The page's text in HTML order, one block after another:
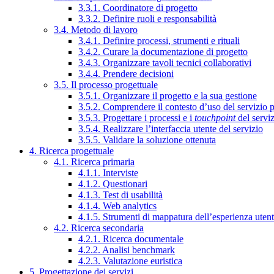
3.3.1. Coordinatore di progetto
3.3.2. Definire ruoli e responsabilità
3.4. Metodo di lavoro
3.4.1. Definire processi, strumenti e rituali
3.4.2. Curare la documentazione di progetto
3.4.3. Organizzare tavoli tecnici collaborativi
3.4.4. Prendere decisioni
3.5. Il processo progettuale
3.5.1. Organizzare il progetto e la sua gestione
3.5.2. Comprendere il contesto d’uso del servizio
3.5.3. Progettare i processi e i touchpointdel
3.5.4. Realizzare l’interfaccia utente del servizio
3.5.5. Validare la soluzione ottenuta
4. Ricerca progettuale
4.1. Ricerca primaria
4.1.1. Interviste
4.1.2. Questionari
4.1.3. Test di usabilità
4.1.4. Web analytics
4.1.5. Strumenti di mappatura dell’esperienza
4.2. Ricerca secondaria
4.2.1. Ricerca documentale
4.2.2. Analisi benchmark
4.2.3. Valutazione euristica
5. Progettazione dei servizi